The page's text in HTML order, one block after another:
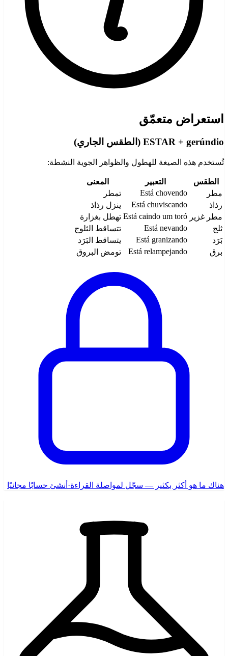
استعراض متعمّق
ESTAR + gerúndio (الطقس الجاري)
تُستخدم هذه الصيغة للهطول والظواهر الجوية النشطة:
الطقس التعبير
المعنى
مطر
Está chovendo
تمطر
رذاذ
Está chuviscando
ينزل رذاذ
مطر غزير Está caindo um toró تهطل بغزارة
ثلج
Está nevando
تتساقط الثلوج
بَرَد
Está granizando
يتساقط البَرَد
برق
Está relampejando تومض البروق
هناك ما هو أكثر بكثير — سجّل لمواصلة القراءة· أنشئ حسابًا مجانيًا